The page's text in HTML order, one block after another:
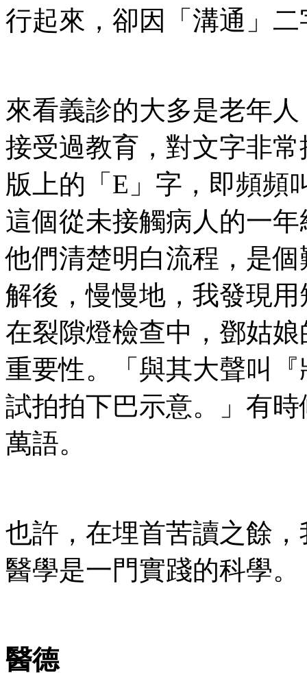
行起來，卻因「溝通」
來看義診的大多是老年
接受過教育，對文字非
版上的「E」字，即頻頻
這個從未接觸病人的一
他們清楚明白流程，是
解後，慢慢地，我發現
在裂隙燈檢查中，鄧姑
重要性。「與其大聲叫
試拍拍下巴示意。」有
萬語。
也許，在埋首苦讀之餘
醫學是一門實踐的科學。
醫德